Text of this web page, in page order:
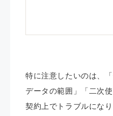
特に注意したいのは、
データの範囲」「二次
契約上でトラブルにな